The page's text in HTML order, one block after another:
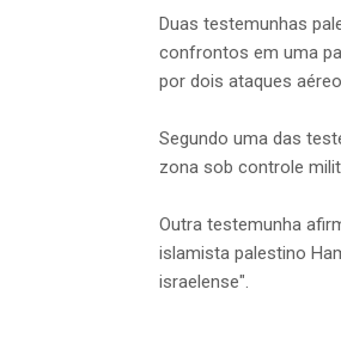
Duas testemunhas
confrontos em uma
por dois ataques
Segundo uma das
zona sob controle
Outra testemunha
islamista palestino
israelense".